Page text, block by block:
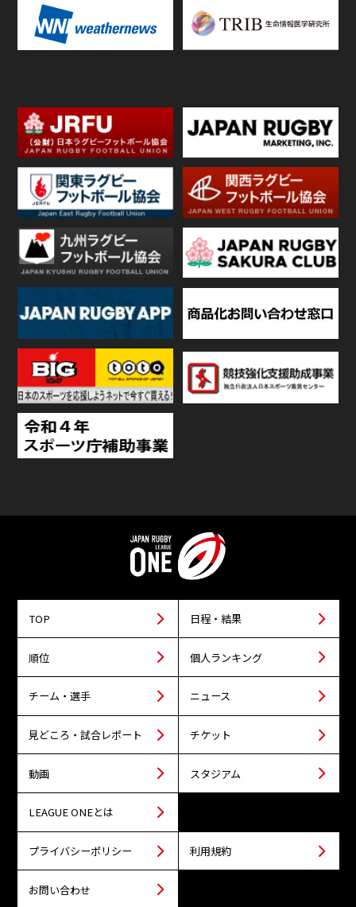
TOP 日程・結果
順位 個人ランキング
チーム・選手 ニュース
見どころ・試合レポート チケット
動画 スタジアム
LEAGUE ONEとは
プライバシーポリシー 利用規約
お問い合わせ